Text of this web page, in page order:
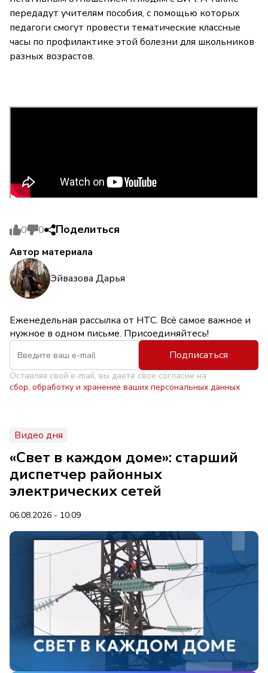
передадут учителям пособия, с помощью которых
педагоги смогут провести тематические классные
часы по профилактике этой болезни для школьников
разных возрастов.
0 0 Поделиться
Автор материала
Эйвазова Дарья
Еженедельная рассылка от НТС. Всё самое важное и
нужное в одном письме. Присоединяйтесь!
Подписаться
Оставляя свой e-mail, вы даете свое согласие на
сбор, обработку и хранение ваших персональных данных
Видео дня
«Свет в каждом доме»: старший
диспетчер районных
электрических сетей
06.08.2026 - 10:09